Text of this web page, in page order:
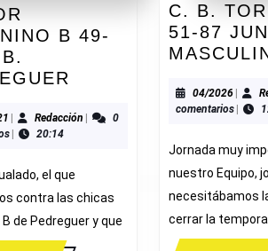
B 49-
FEMENINO
B
C.
B.
PEDREGUER
09/2021
| RedacciónRedacción
|
0
| 20:14
el que
contra las chicas
de Pedreguer y que
C. B.
51-87
04/202604/
comentarios
Jornada muy
nuestro Equipo,
necesitábamos
cerrar la